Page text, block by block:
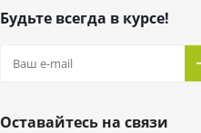
Будьте всегда в курсе!
Оставайтесь на связи